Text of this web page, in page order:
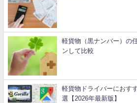
軽貨物（黒ナンバー）の
ンして比較
軽貨物ドライバーにおす
選【2026年最新版】